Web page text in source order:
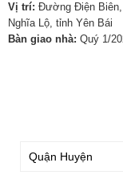
Vị trí: Đường Điện
Nghĩa Lộ, tỉnh Yên Bái
Bàn giao nhà: Quý 1/